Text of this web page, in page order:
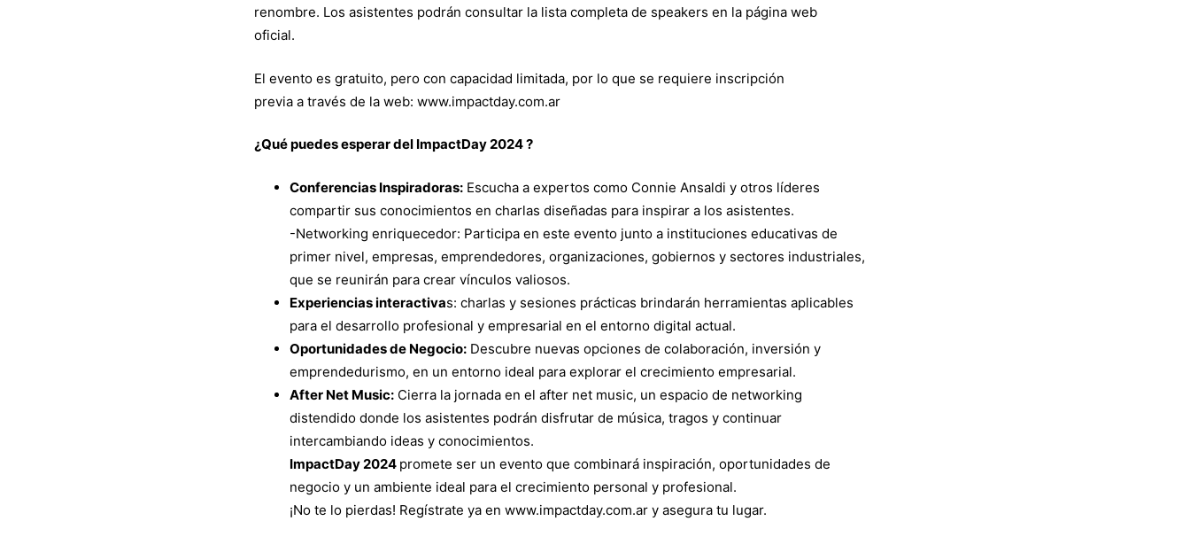
la
Experiencia
se
fusionan
renombre. Los asistentes podrán consultar la lista completa de speakers en la página web
oficial.
El evento es gratuito, pero con capacidad limitada, por lo que se requiere inscripción
previa a través de la web: www.impactday.com.ar
¿Qué puedes esperar del ImpactDay 2024 ?
Conferencias Inspiradoras: Escucha a expertos como Connie Ansaldi y otros líderes
compartir sus conocimientos en charlas diseñadas para inspirar a los asistentes.
-Networking enriquecedor: Participa en este evento junto a instituciones educativas de
primer nivel, empresas, emprendedores, organizaciones, gobiernos y sectores industriales,
que se reunirán para crear vínculos valiosos.
Experiencias interactivas: charlas y sesiones prácticas brindarán herramientas aplicables
para el desarrollo profesional y empresarial en el entorno digital actual.
Oportunidades de Negocio: Descubre nuevas opciones de colaboración, inversión y
emprendedurismo, en un entorno ideal para explorar el crecimiento empresarial.
After Net Music: Cierra la jornada en el after net music, un espacio de networking
distendido donde los asistentes podrán disfrutar de música, tragos y continuar
intercambiando ideas y conocimientos.
ImpactDay 2024 promete ser un evento que combinará inspiración, oportunidades de
negocio y un ambiente ideal para el crecimiento personal y profesional.
¡No te lo pierdas! Regístrate ya en www.impactday.com.ar y asegura tu lugar.